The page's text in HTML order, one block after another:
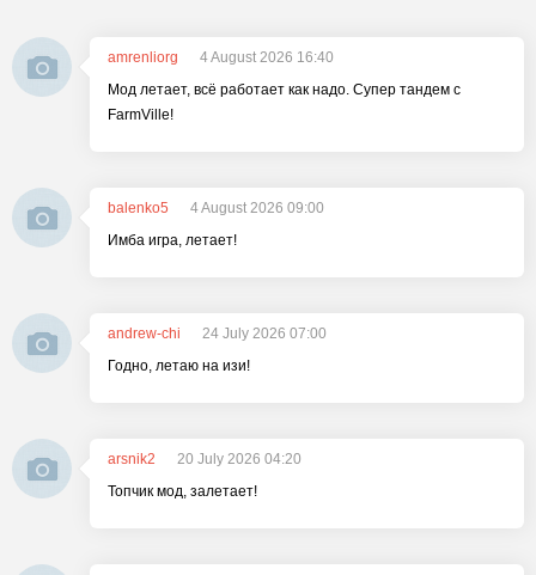
amrenliorg
4 August 2026 16:40
Мод летает, всё работает как надо. Супер тандем с
FarmVille!
balenko5
4 August 2026 09:00
Имба игра, летает!
andrew-chi
24 July 2026 07:00
Годно, летаю на изи!
arsnik2
20 July 2026 04:20
Топчик мод, залетает!